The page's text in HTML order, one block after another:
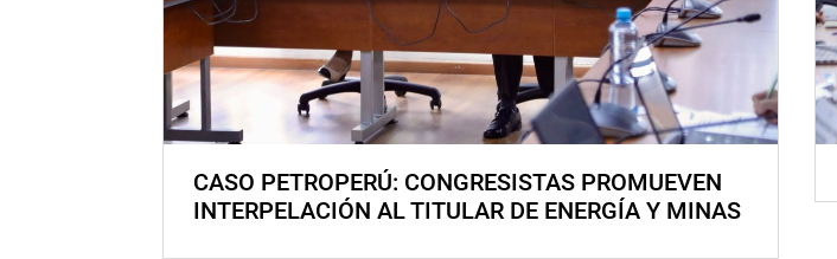
CASO PETROPERÚ: CONGRESISTAS PROMUEVEN
INTERPELACIÓN AL TITULAR DE ENERGÍA Y MINAS